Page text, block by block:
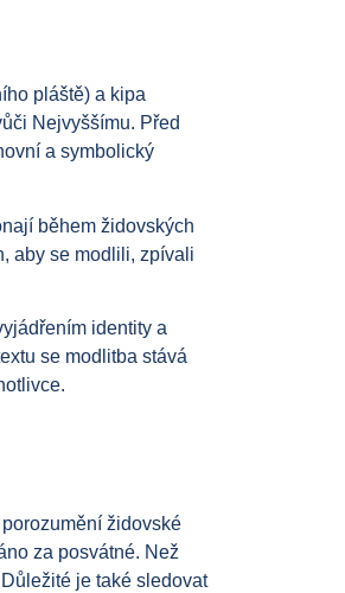
pláště) a kipa
Nejvyššímu. Před
a symbolický
během židovských
aby se modlili, zpívali
identity a
se modlitba stává
židovské
za posvátné. Než
je také sledovat